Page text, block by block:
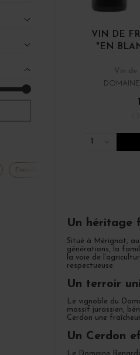
French Days 2026
VIN DE
"EN
Vin de
Un héritage
Situé à Mérignat,
générations, la
la voie de
respectueuse.
Un terroir
Le vignoble du
massif jurassien,
Cerdon une
Un Cerdon